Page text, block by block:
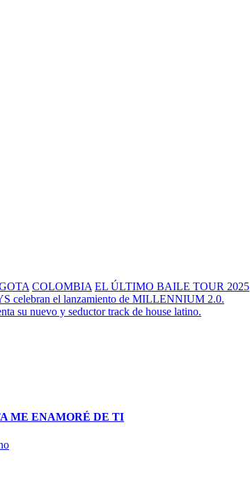
COLOMBIA EL ÚLTIMO BAILE TOUR 2025
celebran el lanzamiento de MILLENNIUM 2.0.
su nuevo y seductor track de house latino.
ME ENAMORÉ DE TI